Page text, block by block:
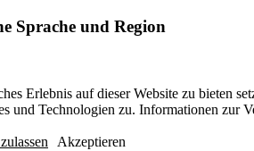
Sprache und Region
Erlebnis auf dieser Website zu bieten
und Technologien zu. Informationen zur
Akzeptieren